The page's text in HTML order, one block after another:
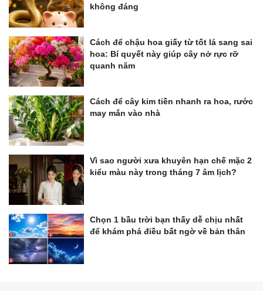
không đáng
Cách để chậu hoa giấy từ tốt lá sang sai
hoa: Bí quyết này giúp cây nở rực rỡ
quanh năm
Cách để cây kim tiền nhanh ra hoa, rước
may mắn vào nhà
Vì sao người xưa khuyên hạn chế mặc 2
kiểu màu này trong tháng 7 âm lịch?
Chọn 1 bầu trời bạn thấy dễ chịu nhất
để khám phá điều bất ngờ về bản thân